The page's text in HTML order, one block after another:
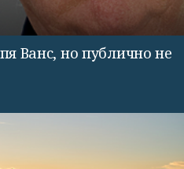
Ванс, но публично не